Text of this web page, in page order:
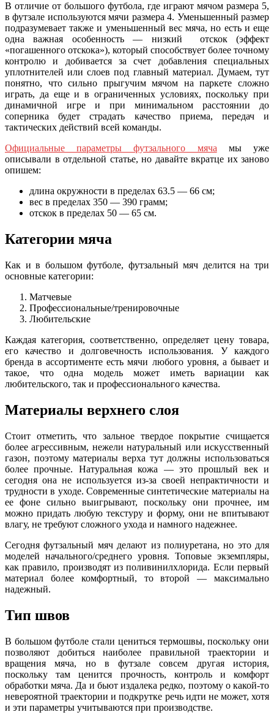
В отличие от большого футбола, где играют мячом размера 5,
в футзале используются мячи размера 4. Уменьшенный размер
подразумевает также и уменьшенный вес мяча, но есть и еще
одна важная особенность — низкий отскок (эффект
«погашенного отскока»), который способствует более точному
контролю и добивается за счет добавления специальных
уплотнителей или слоев под главный материал. Думаем, тут
понятно, что сильно прыгучим мячом на паркете сложно
играть, да еще и в ограниченных условиях, поскольку при
динамичной игре и при минимальном расстоянии до
соперника будет страдать качество приема, передач и
тактических действий всей команды.
Официальные параметры футзального мячамы уже
описывали в отдельной статье, но давайте вкратце их заново
опишем:
длина окружности в пределах 63.5 — 66 см;
вес в пределах 350 — 390 грамм;
отскок в пределах 50 — 65 см.
Категории мяча
Как и в большом футболе, футзальный мяч делится на три
основные категории:
Матчевые
Профессиональные/тренировочные
Любительские
Каждая категория, соответственно, определяет цену товара,
его качество и долговечность использования. У каждого
бренда в ассортименте есть мячи любого уровня, а бывает и
такое, что одна модель может иметь вариации как
любительского, так и профессионального качества.
Материалы верхнего слоя
Стоит отметить, что зальное твердое покрытие счищается
более агрессивным, нежели натуральный или искусственный
газон, поэтому материалы верха тут должны использоваться
более прочные. Натуральная кожа — это прошлый век и
сегодня она не используется из-за своей непрактичности и
трудности в уходе. Современные синтетические материалы на
ее фоне сильно выигрывают, поскольку они прочнее, им
можно придать любую текстуру и форму, они не впитывают
влагу, не требуют сложного ухода и намного надежнее.
Сегодня футзальный мяч делают из полиуретана, но это для
моделей начального/среднего уровня. Топовые экземпляры,
как правило, производят из поливинилхлорида. Если первый
материал более комфортный, то второй — максимально
надежный.
Тип швов
В большом футболе стали цениться термошвы, поскольку они
позволяют добиться наиболее правильной траектории и
вращения мяча, но в футзале совсем другая история,
поскольку там ценится прочность, контроль и комфорт
обработки мяча. Да и бьют издалека редко, поэтому о какой-то
невероятной траектории и подкрутке речь идти не может, хотя
и эти параметры учитываются при производстве.